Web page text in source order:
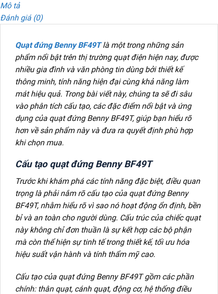
Mô tả
Đánh giá (0)
Quạt đứng Benny BF49Tlà một trong những sản
phẩm nổi bật trên thị trường quạt điện hiện nay, được
nhiều gia đình và văn phòng tin dùng bởi thiết kế
thông minh, tính năng hiện đại cùng khả năng làm
mát hiệu quả. Trong bài viết này, chúng ta sẽ đi sâu
vào phân tích cấu tạo, các đặc điểm nổi bật và ứng
dụng của quạt đứng Benny BF49T, giúp bạn hiểu rõ
hơn về sản phẩm này và đưa ra quyết định phù hợp
khi chọn mua.
Cấu tạo quạt đứng Benny BF49T
Trước khi khám phá các tính năng đặc biệt, điều quan
trọng là phải nắm rõ cấu tạo của quạt đứng Benny
BF49T, nhằm hiểu rõ vì sao nó hoạt động ổn định, bền
bỉ và an toàn cho người dùng. Cấu trúc của chiếc quạt
này không chỉ đơn thuần là sự kết hợp các bộ phận
mà còn thể hiện sự tinh tế trong thiết kế, tối ưu hóa
hiệu suất vận hành và tính thẩm mỹ cao.
Cấu tạo của quạt đứng Benny BF49T gồm các phần
chính: thân quạt, cánh quạt, động cơ, hệ thống điều